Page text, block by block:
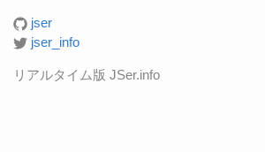
jser
jser_info
リアルタイム版 JSer.info